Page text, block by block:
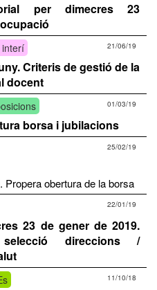
per dimecres 23
interí 21/06/19
Criteris de gestió de la
docent
01/03/19
borsa i jubilacions
25/02/19
obertura de la borsa
22/01/19
23 de gener de 2019.
direccions /
11/10/18